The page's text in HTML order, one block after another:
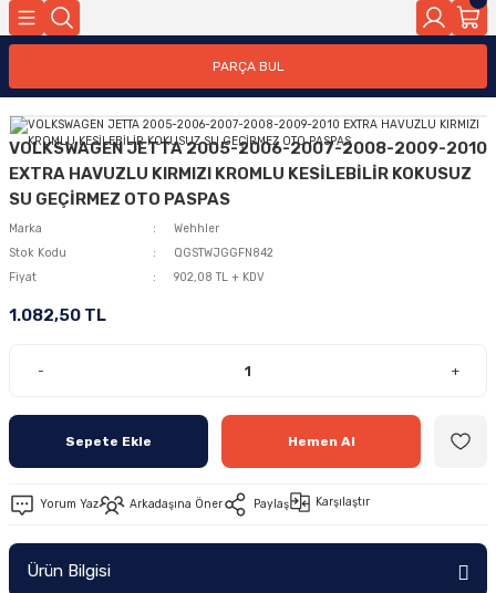
PARÇA BUL
VOLKSWAGEN JETTA 2005-2006-2007-2008-2009-2010
EXTRA HAVUZLU KIRMIZI KROMLU KESİLEBİLİR KOKUSUZ
SU GEÇİRMEZ OTO PASPAS
Marka
Wehhler
Stok Kodu
QGSTWJGGFN842
Fiyat
902,08 TL + KDV
1.082,50 TL
- +
Sepete Ekle Hemen Al
Yorum Yaz Arkadaşına Öner Paylaş Karşılaştır
Ürün Bilgisi